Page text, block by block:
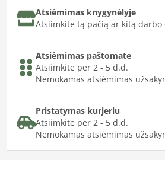
Atsiėmimas knygynėlyje
Atsiimkite tą pačią ar kitą darbo
Atsiėmimas paštomate
Atsiimkite per 2 - 5 d.d.
Nemokamas atsiėmimas
Pristatymas kurjeriu
Atsiimkite per 2 - 5 d.d.
Nemokamas atsiėmimas